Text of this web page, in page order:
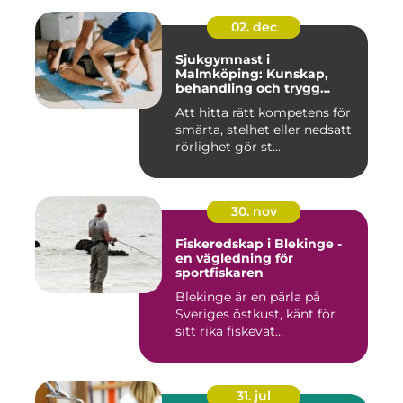
02. dec
Sjukgymnast i
Malmköping: Kunskap,
behandling och trygg
Att hitta rätt kompetens för
smärta, stelhet eller nedsatt
rörlighet gör st...
30. nov
Fiskeredskap i Blekinge -
en vägledning för
sportfiskaren
Blekinge är en pärla på
Sveriges östkust, känt för
sitt rika fiskevat...
31. jul